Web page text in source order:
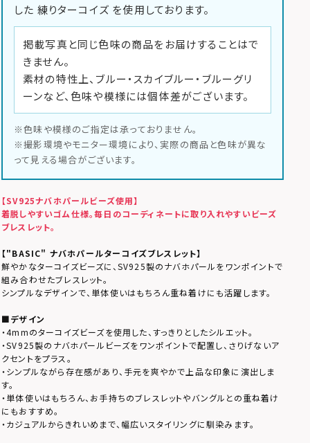
した 練りターコイズ を使用しております。
掲載写真と同じ色味の商品をお届けすることはで
きません。
素材の特性上、ブルー・スカイブルー・ブルーグリ
ーンなど、色味や模様には個体差がございます。
※色味や模様のご指定は承っておりません。
※撮影環境やモニター環境により、実際の商品と色味が異な
って見える場合がございます。
【SV925ナバホパールビーズ使用】
着脱しやすいゴム仕様。毎日のコーディネートに取り入れやすいビーズ
ブレスレット。
【"BASIC" ナバホパールターコイズブレスレット】
鮮やかなターコイズビーズに、SV925製のナバホパールをワンポイントで
組み合わせたブレスレット。
シンプルなデザインで、単体使いはもちろん重ね着けにも活躍します。
■デザイン
・4mmのターコイズビーズを使用した、すっきりとしたシルエット。
・SV925製のナバホパールビーズをワンポイントで配置し、さりげないア
クセントをプラス。
・シンプルながら存在感があり、手元を爽やかで上品な印象に演出しま
す。
・単体使いはもちろん、お手持ちのブレスレットやバングルとの重ね着け
にもおすすめ。
・カジュアルからきれいめまで、幅広いスタイリングに馴染みます。